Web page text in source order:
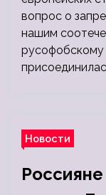
вопрос о
нашим
русофобскому
Новости